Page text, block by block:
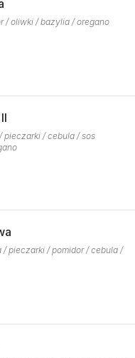
/ oliwki / bazylia / oregano
pieczarki / cebula / sos
/ pieczarki / pomidor / cebula /